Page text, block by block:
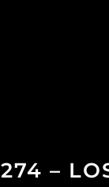
274 –